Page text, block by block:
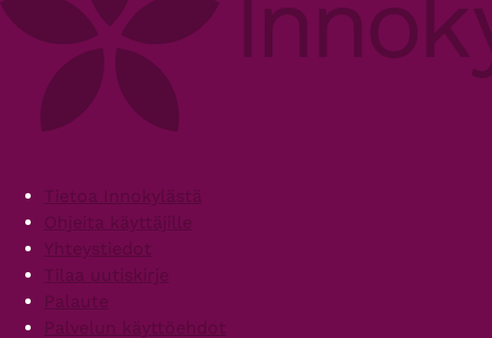
FooterTietoa Innokylästä
Ohjeita käyttäjille
Yhteystiedot
Tilaa uutiskirje
Palaute
Palvelun käyttöehdot